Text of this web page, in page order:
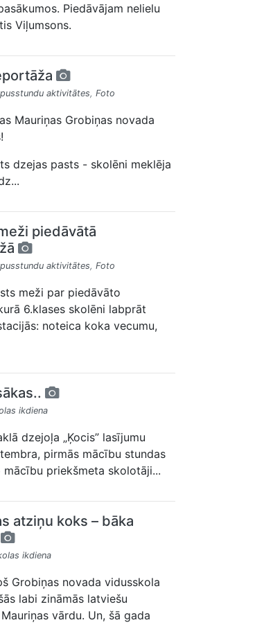
Piedāvājam nelielu
Viļumsons.
aktivitātes,Foto
Mauriņas Grobiņas novada
dzejas pasts - skolēni meklēja
piedāvātā
aktivitātes,Foto
meži par piedāvāto
6.klases skolēni labprāt
noteica koka vecumu,
ikdiena
dzejoļa „Ķocis” lasījumu
pirmās mācību stundas
priekšmeta skolotāji...
atziņu koks – bāka
ikdiena
Grobiņas novada vidusskola
labi zināmās latviešu
vārdu. Un, šā gada